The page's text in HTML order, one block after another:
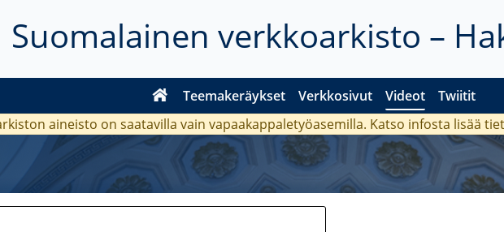
Suomalainen verkkoarkisto –
Teemakeräykset Verkkosivut Videot Twiitit
aineisto on saatavilla vain vapaakappaletyöasemilla. Katso infosta lisää